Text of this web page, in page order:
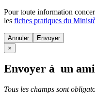
Pour toute information
les fiches pratiques du
Annuler
×
Envoyer à un ami
Tous les champs sont